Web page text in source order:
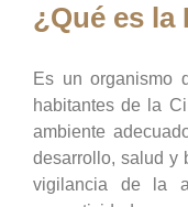
¿Qué es la
Es un organismo
habitantes de la
ambiente
desarrollo, salud y
vigilancia de la